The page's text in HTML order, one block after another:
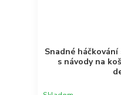
Snadné
s návody na